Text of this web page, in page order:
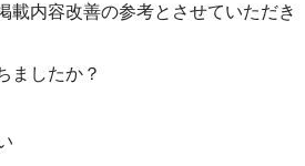
載内容改善の参考とさせていただき
ましたか？